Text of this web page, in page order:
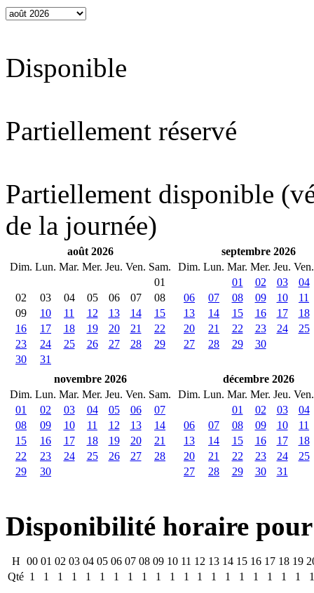
Disponible
Partiellement réservé
Partiellement disponible
de la journée)
août 2026
Dim. Lun. Mar. Mer. Jeu. Ven. Sam.
01
02
03 04 05 06 07
08
09
10 11 12 13 14
15
16
17 18 19 20 21
22
23
24 25 26 27 28
29
30
31
septembre 2026
Dim. Lun. Mar. Mer. Jeu. Ven.
01
02 03
04
06
07 08 09 10
11
13
14 15 16 17
18
20
21 22 23 24
25
27
28 29 30
novembre 2026
Dim. Lun. Mar. Mer. Jeu. Ven. Sam.
01
02 03 04 05 06
07
08
09 10 11 12 13
14
15
16 17 18 19 20
21
22
23 24 25 26 27
28
29
30
décembre 2026
Dim. Lun. Mar. Mer. Jeu. Ven.
01
02 03
04
06
07 08 09 10
11
13
14 15 16 17
18
20
21 22 23 24
25
27
28 29 30 31
Disponibilité horaire
H 00 01 02 03 04 05 06 07 08 09 10 11 12 13 14 15 16 17 18 19
Qté 1 1 1 1 1 1 1 1 1 1 1 1 1 1 1 1 1 1 1 1 1